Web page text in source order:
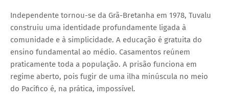
Independente tornou-se da Grã-Bretanha em 1978, Tuvalu
construiu uma identidade profundamente ligada à
comunidade e à simplicidade. A educação é gratuita do
ensino fundamental ao médio. Casamentos reúnem
praticamente toda a população. A prisão funciona em
regime aberto, pois fugir de uma ilha minúscula no meio
do Pacífico é, na prática, impossível.